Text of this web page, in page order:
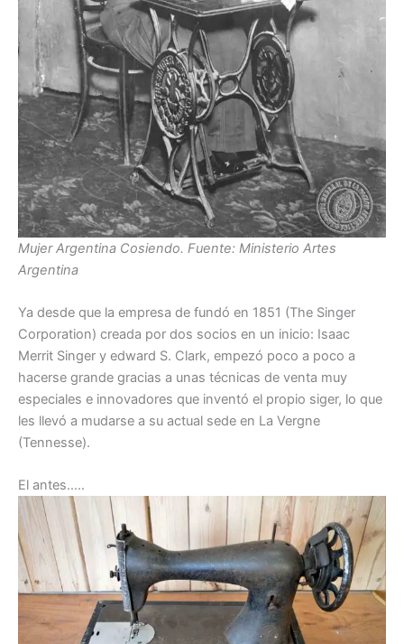
Mujer Argentina Cosiendo. Fuente: Ministerio Artes
Argentina
Ya desde que la empresa de fundó en 1851 (The Singer
Corporation) creada por dos socios en un inicio: Isaac
Merrit Singer y edward S. Clark, empezó poco a poco a
hacerse grande gracias a unas técnicas de venta muy
especiales e innovadores que inventó el propio siger, lo que
les llevó a mudarse a su actual sede en La Vergne
(Tennesse).
El antes…..